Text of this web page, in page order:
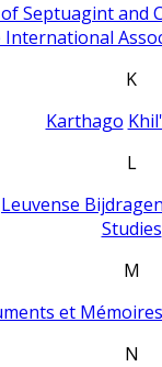
Septuagint and
K
Karthago
L
Leuvense
Studies
M
et
N